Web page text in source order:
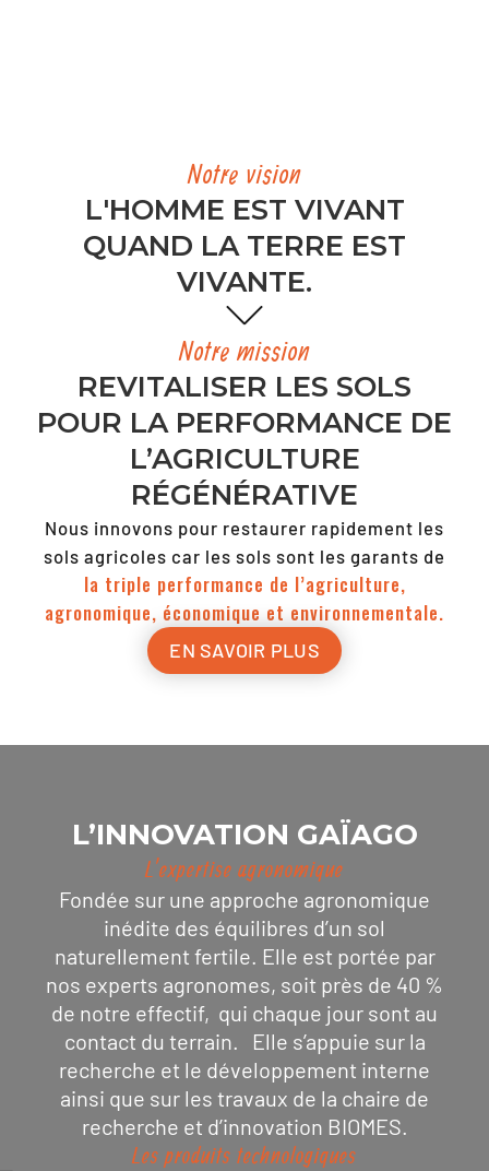
Notre vision
L'HOMME EST VIVANT
QUAND LA TERRE EST
VIVANTE.
Notre mission
REVITALISER LES SOLS
POUR LA PERFORMANCE DE
L’AGRICULTURE
RÉGÉNÉRATIVE
Nous innovons pour restaurer rapidement les
sols agricoles car les sols sont les garants de
la triple performance de l’agriculture,
agronomique, économique et environnementale.
EN SAVOIR PLUS
L’INNOVATION GAÏAGO
L’expertise agronomique
Fondée sur une approche agronomique
inédite des équilibres d’un sol
naturellement fertile. Elle est portée par
nos experts agronomes, soit près de 40 %
de notre effectif, qui chaque jour sont au
contact du terrain. Elle s’appuie sur la
recherche et le développement interne
ainsi que sur les travaux de la chaire de
recherche et d’innovation BIOMES.
Les produits technologiques